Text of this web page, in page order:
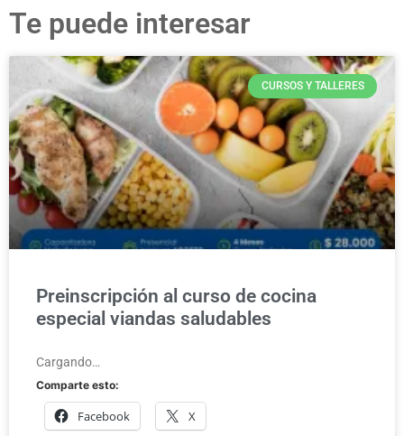
Te puede interesar
CURSOS Y TALLERES
Preinscripción al curso de cocina
especial viandas saludables
Cargando…
Comparte esto:
Facebook X